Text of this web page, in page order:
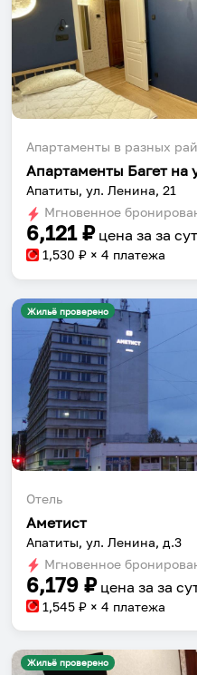
Апартаменты в разных
Апартаменты Багет на
Апатиты, ул. Ленина, 21
Мгновенное
6,121₽ цена за за
1,530 ₽ × 4 платежа
Жильё проверено
Отель
Аметист
Апатиты, ул. Ленина, д.3
Мгновенное
6,179 ₽ цена за за
1,545 ₽ × 4 платежа
Жильё проверено